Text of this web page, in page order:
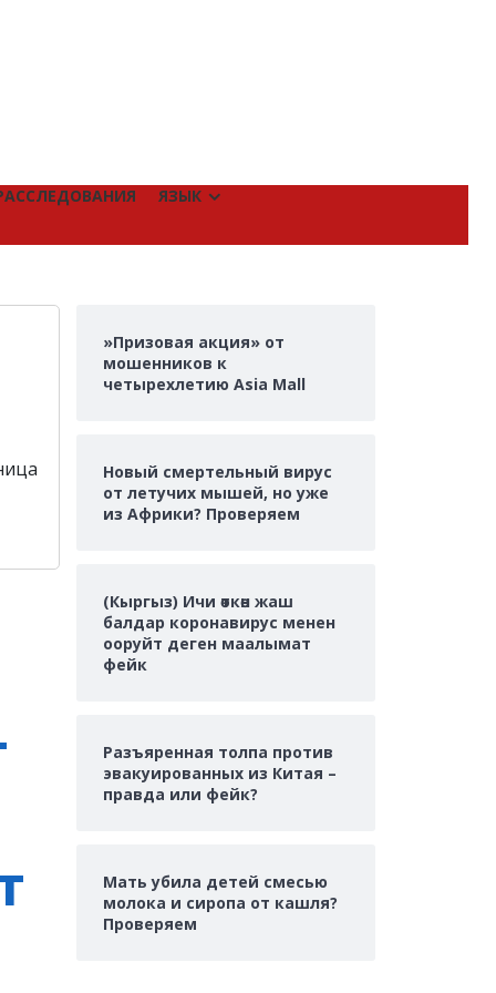
ЯЗЫК
»Призовая акция» от
мошенников к
четырехлетию Asia Mall
Новый смертельный вирус
от летучих мышей, но уже
из Африки? Проверяем
(Кыргыз) Ичи өткөн жаш
балдар коронавирус менен
ооруйт деген маалымат
фейк
Разъяренная толпа против
эвакуированных из Китая –
правда или фейк?
Мать убила детей смесью
молока и сиропа от кашля?
Проверяем